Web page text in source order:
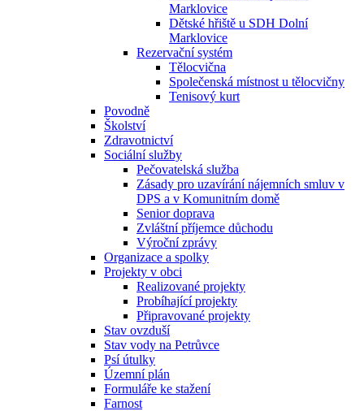
Marklovice
Dětské hřiště u SDH Dolní
Marklovice
Rezervační systém
Tělocvična
Společenská místnost u tělocvičny
Tenisový kurt
Povodně
Školství
Zdravotnictví
Sociální služby
Pečovatelská služba
Zásady pro uzavírání nájemních smluv v
DPS a v Komunitním domě
Senior doprava
Zvláštní příjemce důchodu
Výroční zprávy
Organizace a spolky
Projekty v obci
Realizované projekty
Probíhající projekty
Připravované projekty
Stav ovzduší
Stav vody na Petrůvce
Psí útulky
Územní plán
Formuláře ke stažení
Farnost